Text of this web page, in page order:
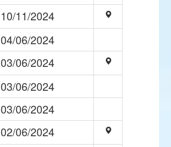
10/11/2024
04/06/2024
03/06/2024
03/06/2024
03/06/2024
02/06/2024